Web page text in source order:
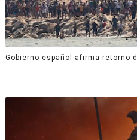
Gobierno español afirma retorno